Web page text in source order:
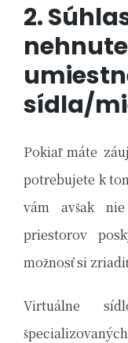
2.
sídla/
Pokiaľ máte
potrebujete k
vám avšak
priestorov
možnosť si
Virtuálne